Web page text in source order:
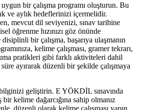
bir çalışma programı oluşturun. Bu
ve aylık hedeflerinizi içermelidir.
mevcut dil seviyenizi, sınav tarihine
öğrenme hızınızı göz önünde
bir çalışma, başarıya ulaşmanın
kelime çalışması, gramer tekrarı,
pratikleri gibi farklı aktiviteleri dahil
ayırarak düzenli bir şekilde çalışmaya
geliştirin. E YÖKDİL sınavında
bir kelime dağarcığına sahip olmanız
düzenli olarak kelime çalışması yapın.